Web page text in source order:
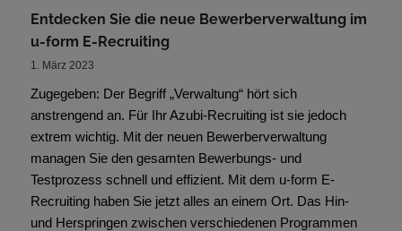
Entdecken Sie die neue Bewerberverwaltung im
u-form E-Recruiting
1. März 2023
Zugegeben: Der Begriff „Verwaltung“ hört sich
anstrengend an. Für Ihr Azubi-Recruiting ist sie jedoch
extrem wichtig. Mit der neuen Bewerberverwaltung
managen Sie den gesamten Bewerbungs- und
Testprozess schnell und effizient. Mit dem u-form E-
Recruiting haben Sie jetzt alles an einem Ort. Das Hin-
und Herspringen zwischen verschiedenen Programmen